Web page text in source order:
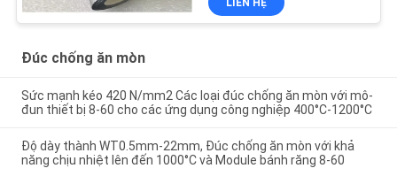
Đúc chống ăn mòn
Sức mạnh kéo 420 N/mm2 Các loại đúc chống ăn mòn với mô-
đun thiết bị 8-60 cho các ứng dụng công nghiệp 400°C-1200°C
Độ dày thành WT0.5mm-22mm, Đúc chống ăn mòn với khả
năng chịu nhiệt lên đến 1000°C và Module bánh răng 8-60